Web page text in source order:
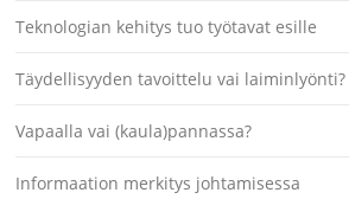
Teknologian kehitys tuo työtavat esille
Täydellisyyden tavoittelu vai laiminlyönti?
Vapaalla vai (kaula)pannassa?
Informaation merkitys johtamisessa